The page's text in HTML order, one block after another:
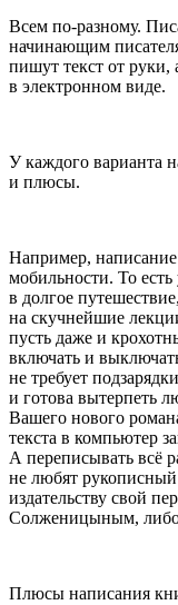
Всем по-разному.
начинающим
пишут текст от руки,
в электронном виде.
У каждого варианта
и плюсы.
Например,
мобильности. То есть
в долгое
на скучнейшие
пусть даже и
включать и
не требует
и готова вытерпеть
Вашего нового
текста в компьютер
А переписывать всё
не любят рукописный
издательству свой
Солженицыным,
Плюсы написания